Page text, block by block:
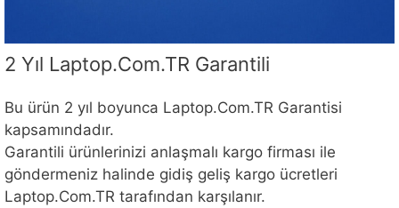
2 Yıl Laptop.Com.TR Garantili
Bu ürün 2 yıl boyunca Laptop.Com.TR Garantisi
kapsamındadır.
Garantili ürünlerinizi anlaşmalı kargo firması ile
göndermeniz halinde gidiş geliş kargo ücretleri
Laptop.Com.TR tarafından karşılanır.